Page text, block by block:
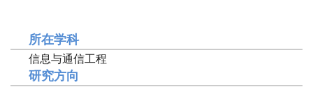
所在学科
信息与通信工程
研究方向